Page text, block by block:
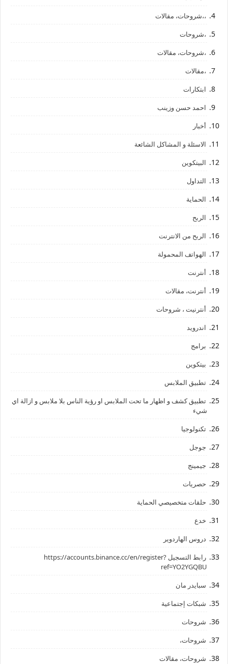
،،شروحات، مقالات
،شروحات
،شروحات، مقالات
،مقالات
ابتكارات
احمد حسن وزينب
أخبار
الاسئلة و المشاكل الشائعة
البيتكوين
التداول
الحماية
الربح
الربح من الانترنت
الهواتف المحمولة
أنترنت
أنترنت، مقالات
أنترنيت ، شروحات
اندرويد
برامج
بيتكوين
تطبيق الملابس
تطبيق كشف و اظهار ما تحت الملابس او رؤية الناس بلا ملابس و ازالة اي
شيء
تكنولوجيا
جوجل
جيمينج
حصريات
حلقات متخصيصي الحماية
خدع
دروس الهاردوير
رابط ‏التسجيل ‏https://accounts.binance.cc/en/register?
ref=YO2YGQBU ‏
سبايدر مان
شبكات إجتماعية
شروحات
شروحات،
شروحات، مقالات